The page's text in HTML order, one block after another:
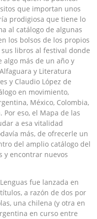
que importan unos
prodigiosa que tiene lo
al catálogo de algunas
los bolsos de los propios
libros al festival donde
algo más de un año y
y Literatura
y Claudio López de
en movimiento,
México, Colombia,
Por eso, el Mapa de las
a esa vitalidad
más, de ofrecerle un
del amplio catálogo del
y encontrar nuevos
fue lanzada en
a razón de dos por
una chilena (y otra en
en curso entre